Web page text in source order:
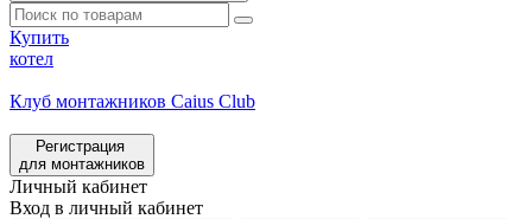
Купить
котел
Клуб монтажников Caius Club
Регистрация
для монтажников
Личный кабинет
Вход в личный кабинет